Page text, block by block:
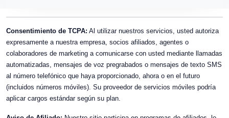
Consentimiento de TCPA: Al utilizar nuestros servicios, usted autoriza
expresamente a nuestra empresa, socios afiliados, agentes o
colaboradores de marketing a comunicarse con usted mediante llamadas
automatizadas, mensajes de voz pregrabados o mensajes de texto SMS
al número telefónico que haya proporcionado, ahora o en el futuro
(incluidos números móviles). Su proveedor de servicios móviles podría
aplicar cargos estándar según su plan.